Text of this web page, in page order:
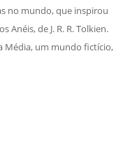
no mundo, que inspirou
Anéis, de J. R. R. Tolkien.
Média, um mundo fictício,